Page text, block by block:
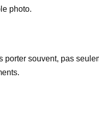
photo.
porter souvent, pas